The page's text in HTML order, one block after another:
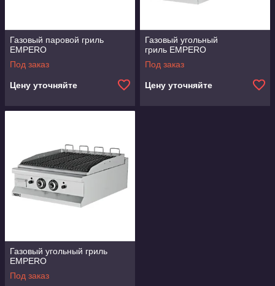
Газовый паровой гриль
EMPERO
Под заказ
Цену уточняйте
Газовый угольный
гриль EMPERO
Под заказ
Цену уточняйте
Газовый угольный гриль
EMPERO
Под заказ